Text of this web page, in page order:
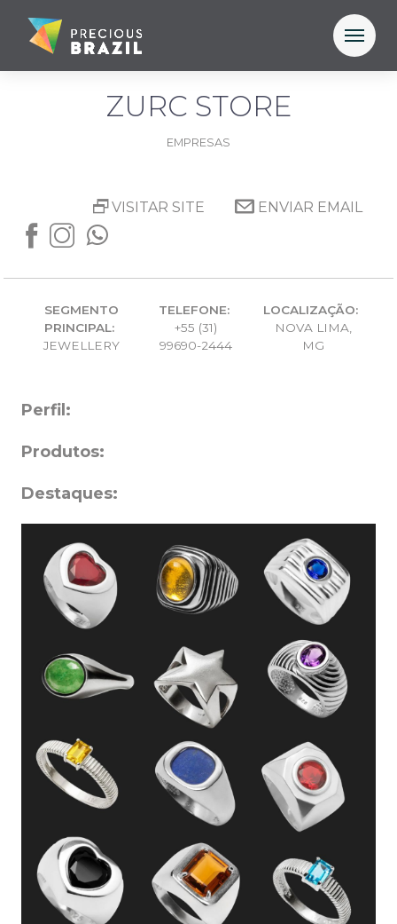
ZURC STORE
EMPRESAS
VISITAR SITE ENVIAR EMAIL
SEGMENTO
PRINCIPAL:
JEWELLERY
TELEFONE:
+55 (31)
99690-2444
LOCALIZAÇÃO:
NOVA LIMA,
MG
Perfil:
Produtos:
Destaques: